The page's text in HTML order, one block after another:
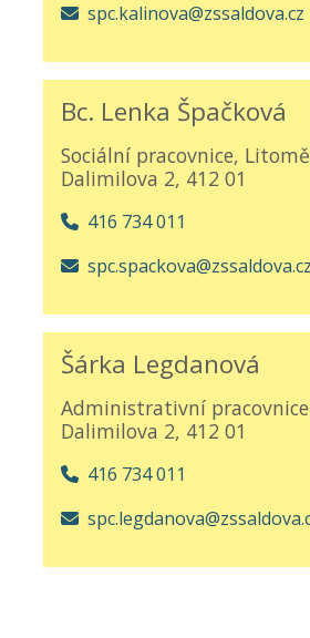
spc.kalinova@zssaldova.cz
Bc. Lenka Špačková
Sociální pracovnice,
Dalimilova 2, 412 01
416 734 011
spc.spackova@zssaldova.cz
Šárka Legdanová
Administrativní
Dalimilova 2, 412 01
416 734 011